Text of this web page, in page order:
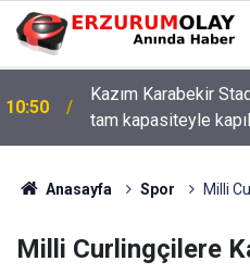
10:50
Kazım Karabekir
tam kapasiteyle
Anasayfa Spor Milli
Milli Curlingçilere